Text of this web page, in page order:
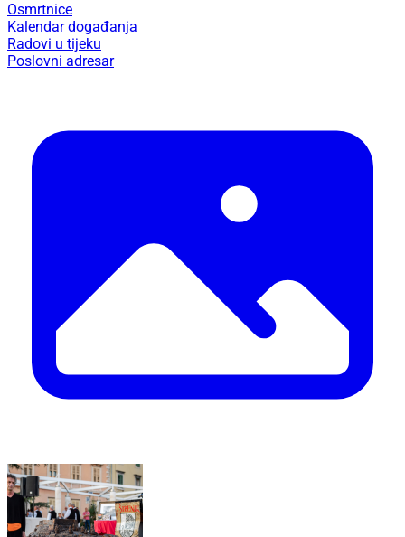
Osmrtnice
Kalendar događanja
Radovi u tijeku
Poslovni adresar